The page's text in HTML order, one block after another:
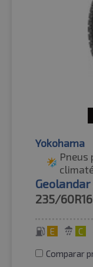
Yokohama
Pneus
Geolandar
235/60R16
E C
Comparar